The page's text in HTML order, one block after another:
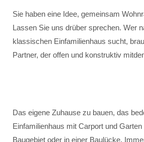
Sie haben eine Idee, gemeinsam
Lassen Sie uns drüber sprechen. Wer
klassischen Einfamilienhaus sucht,
Partner, der offen und konstruktiv
Das eigene Zuhause zu bauen, das
Einfamilienhaus mit Carport und
Baugebiet oder in einer Baulücke.